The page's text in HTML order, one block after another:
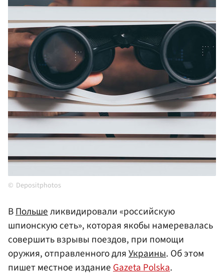
Depositphotos
ВПольшеликвидировали «российскую
шпионскую сеть», которая якобы намеревалась
совершить взрывы поездов, при помощи
оружия, отправленного дляУкраины. Об этом
пишет местное изданиеGazeta Polska.